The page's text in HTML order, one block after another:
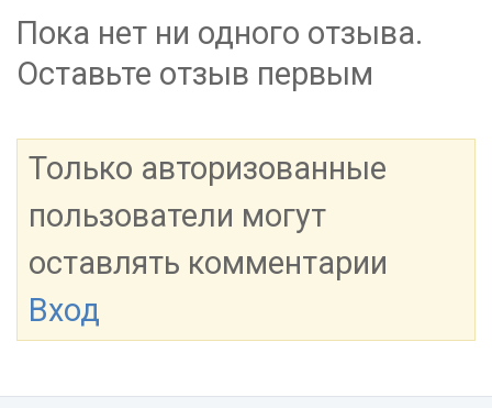
Пока нет ни одного отзыва.
Оставьте отзыв первым
Только авторизованные
пользователи могут
оставлять комментарии
Вход